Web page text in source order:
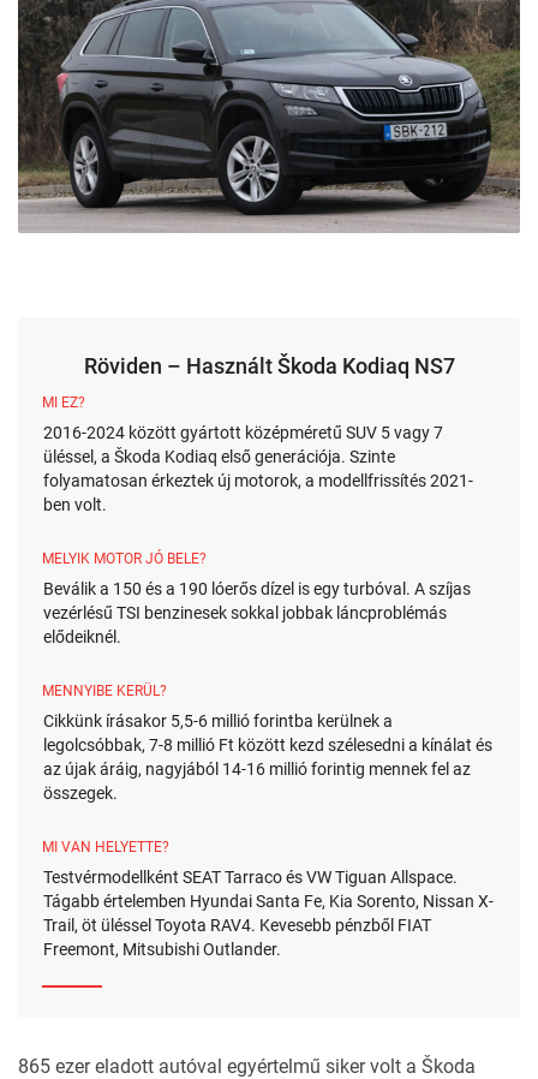
Röviden – Használt Škoda Kodiaq NS7
MI EZ?
2016-2024 között gyártott középméretű SUV 5 vagy 7
üléssel, a Škoda Kodiaq első generációja. Szinte
folyamatosan érkeztek új motorok, a modellfrissítés 2021-
ben volt.
MELYIK MOTOR JÓ BELE?
Beválik a 150 és a 190 lóerős dízel is egy turbóval. A szíjas
vezérlésű TSI benzinesek sokkal jobbak láncproblémás
elődeiknél.
MENNYIBE KERÜL?
Cikkünk írásakor 5,5-6 millió forintba kerülnek a
legolcsóbbak, 7-8 millió Ft között kezd szélesedni a kínálat és
az újak áráig, nagyjából 14-16 millió forintig mennek fel az
összegek.
MI VAN HELYETTE?
Testvérmodellként SEAT Tarraco és VW Tiguan Allspace.
Tágabb értelemben Hyundai Santa Fe, Kia Sorento, Nissan X-
Trail, öt üléssel Toyota RAV4. Kevesebb pénzből FIAT
Freemont, Mitsubishi Outlander.
865 ezer eladott autóval egyértelmű siker volt a Škoda